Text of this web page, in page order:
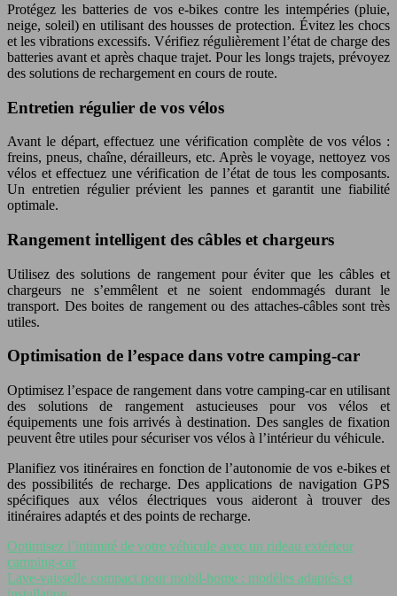
Protégez les batteries de vos e-bikes contre les intempéries (pluie,
neige, soleil) en utilisant des housses de protection. Évitez les chocs
et les vibrations excessifs. Vérifiez régulièrement l’état de charge des
batteries avant et après chaque trajet. Pour les longs trajets, prévoyez
des solutions de rechargement en cours de route.
Entretien régulier de vos vélos
Avant le départ, effectuez une vérification complète de vos vélos :
freins, pneus, chaîne, dérailleurs, etc. Après le voyage, nettoyez vos
vélos et effectuez une vérification de l’état de tous les composants.
Un entretien régulier prévient les pannes et garantit une fiabilité
optimale.
Rangement intelligent des câbles et chargeurs
Utilisez des solutions de rangement pour éviter que les câbles et
chargeurs ne s’emmêlent et ne soient endommagés durant le
transport. Des boites de rangement ou des attaches-câbles sont très
utiles.
Optimisation de l’espace dans votre camping-car
Optimisez l’espace de rangement dans votre camping-car en utilisant
des solutions de rangement astucieuses pour vos vélos et
équipements une fois arrivés à destination. Des sangles de fixation
peuvent être utiles pour sécuriser vos vélos à l’intérieur du véhicule.
Planifiez vos itinéraires en fonction de l’autonomie de vos e-bikes et
des possibilités de recharge. Des applications de navigation GPS
spécifiques aux vélos électriques vous aideront à trouver des
itinéraires adaptés et des points de recharge.
Optimisez l’intimité de votre véhicule avec un rideau extérieur
camping-car
Lave-vaisselle compact pour mobil-home : modèles adaptés et